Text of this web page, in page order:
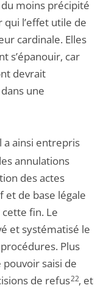
moins précipité
l’effet utile de
cardinale. Elles
s’épanouir, car
devrait
une
a ainsi entrepris
annulations
des actes
de base légale
fin. Le
et systématisé le
Plus
pouvoir saisi de
de refus22, et